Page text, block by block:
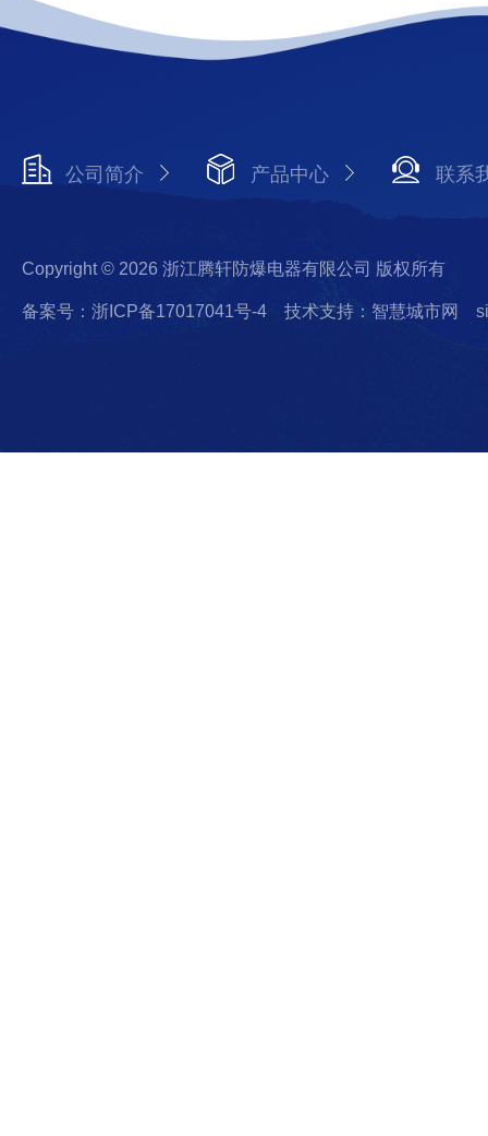
公司简介 产品中心 联系
Copyright © 2026 浙江腾轩防爆电器有限公司 版权所有
备案号：浙ICP备17017041号-4 技术支持：智慧城市网